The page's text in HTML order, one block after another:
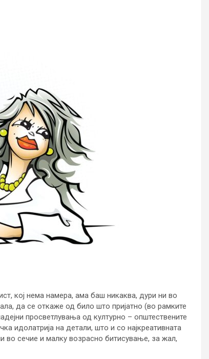
кој нема намера, ама баш никаква, дури ни во
да се откаже од било што пријатно (во рамките
просветлувања од културно – општествените
идолатрија на детали, што и со најкреативната
во сечие и малку возрасно битисување, за жал,